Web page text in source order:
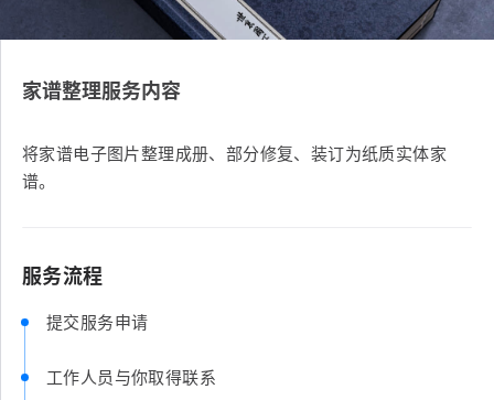
家谱整理服务内容
将家谱电子图片整理成册、部分修复、装订为纸质实体家
谱。
服务流程
提交服务申请
工作人员与你取得联系